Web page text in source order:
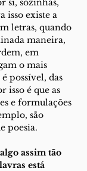
si, sozinhas,
isso existe a
letras, quando
maneira,
em
o mais
possível, das
isso é que as
e formulações
são
poesia.
assim tão
está